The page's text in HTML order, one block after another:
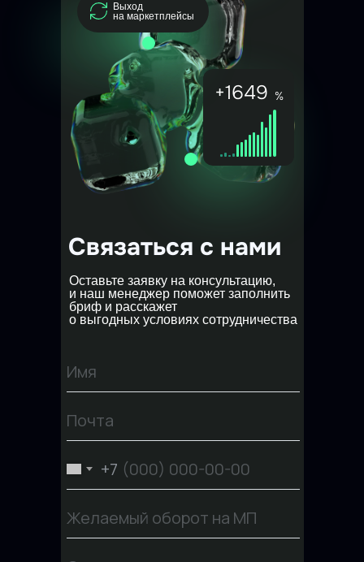
Связаться с нами
Оставьте заявку на консультацию,
и наш менеджер поможет заполнить
бриф и расскажет
о выгодных условиях сотрудничества
+7
+1649 %
Выход
на маркетплейсы